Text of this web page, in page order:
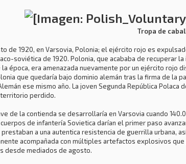
Tropa de
de 1920, en Varsovia, Polonia; el ejército rojo es
soviética de 1920. Polonia, que acababa de recuperar
época, era amenazada nuevamente por un ejército rojo
que quedaría bajo dominio alemán tras la firma de la
ese mismo año. La joven Segunda República
perdido.
de la contienda se desarrollaría en Varsovia cuando
de infantería Sovietica darían el primer paso
a una autentica resistencia de guerrilla urbana,
acompañada con múltiples artefactos explosivos
desde mediados de agosto.